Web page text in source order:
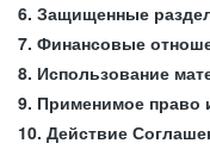
6. Защищенные
7. Финансовые
8. Использование
9. Применимое право
10. Действие